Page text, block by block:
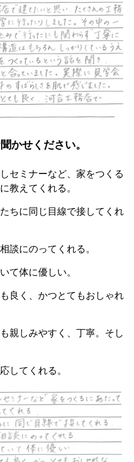
かせください。
セミナーなど、家をつくる
教えてくれる。
ちに同じ目線で接してくれ
談にのってくれる。
て体に優しい。
良く、かつとてもおしゃれ
親しみやすく、丁寧。そし
してくれる。